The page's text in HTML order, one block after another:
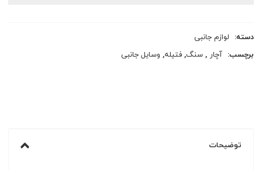
دسته:
لوازم جانبی
برچسب: آچار ,سنگ,فتیله, وسایل جانبی
توضیحات